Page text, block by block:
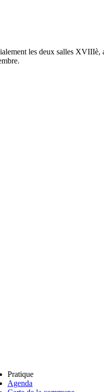
les deux salles
Pratique
Agenda